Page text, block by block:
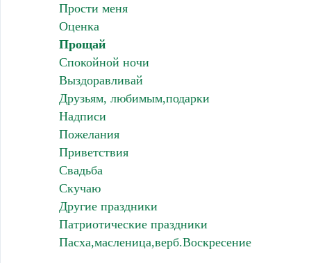
Прости меня
Оценка
Прощай
Спокойной ночи
Выздоравливай
Друзьям, любимым,подарки
Надписи
Пожелания
Приветствия
Свадьба
Скучаю
Другие праздники
Патриотические праздники
Пасха,масленица,верб.Воскресение